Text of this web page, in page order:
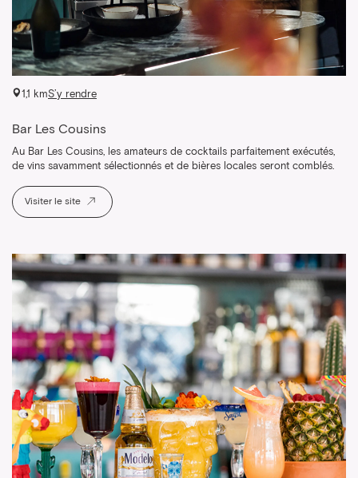
1,1 kmS’y rendre
Bar Les Cousins
Au Bar Les Cousins, les amateurs de cocktails parfaitement exécutés,
de vins savamment sélectionnés et de bières locales seront comblés.
Visiter le site